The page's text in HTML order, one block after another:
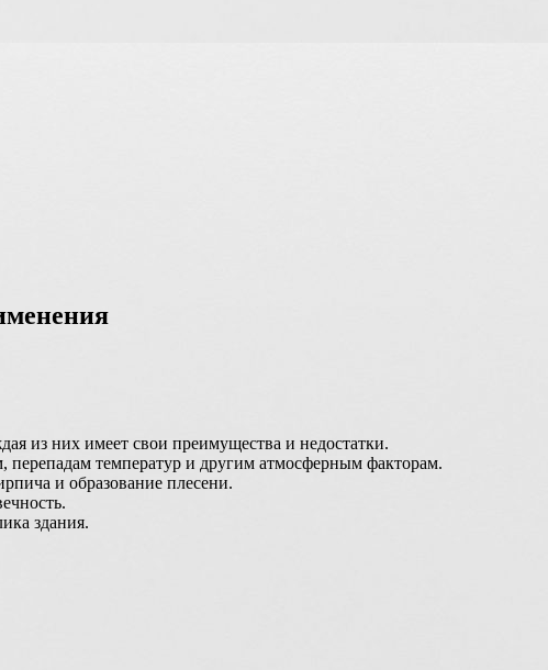
из них имеет свои преимущества и недостатки.
перепадам температур и другим атмосферным факторам.
и образование плесени.
здания.